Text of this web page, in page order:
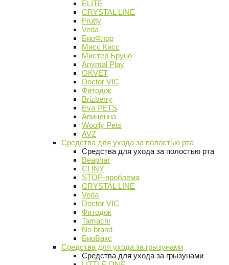
ELITE
CRYSTAL LINE
Frutty
Veda
БиоФлор
Мисс Кисс
Мистер Бруно
Anymal Play
OKVET
Doctor VIC
Фитодок
Brizberry
Eva PETS
Апиценна
Woolly Pets
AVZ
Средства для ухода за полостью рта
Средства для ухода за полостью рта
Beaphar
CLINY
STOP-проблема
CRYSTAL LINE
Veda
Doctor VIC
Фитодок
Tamachi
No brand
БиоВакс
Средства для ухода за грызунами
Средства для ухода за грызунами